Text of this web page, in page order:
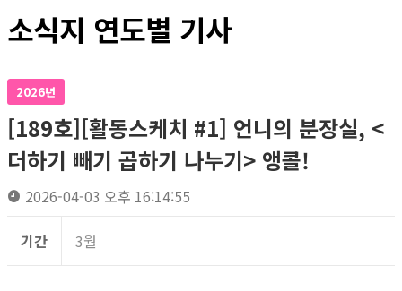
소식지 연도별 기사
2026년
[189호][활동스케치 #1] 언니의 분장실, <
더하기 빼기 곱하기 나누기> 앵콜!
2026-04-03 오후 16:14:55
기간 3월